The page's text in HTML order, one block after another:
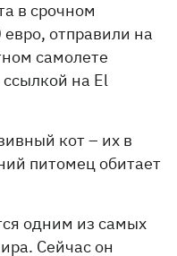
в срочном
отправили на
самолете
ссылкой на El
кот – их в
питомец обитает
одним из самых
Сейчас он